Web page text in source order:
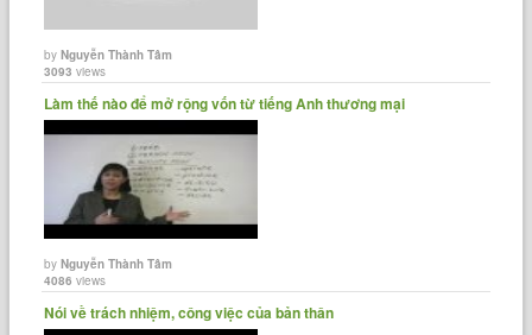
byNguyễn Thành Tâm
3093 views
Làm thế nào để mở rộng vốn từ tiếng Anh thương mại
byNguyễn Thành Tâm
4086 views
Nói về trách nhiệm, công việc của bản thân